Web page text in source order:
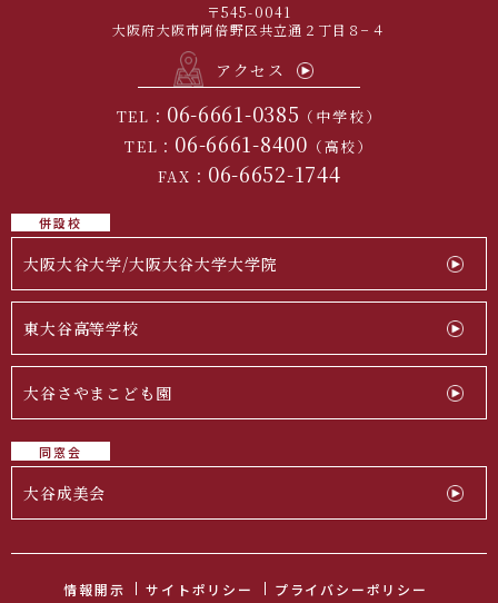
〒545-0041
大阪府大阪市阿倍野区共立通２丁目８−４
アクセス
TEL： 06-6661-0385 （中学校）
TEL： 06-6661-8400 （高校）
FAX： 06-6652-1744
併設校
大阪大谷大学/大阪大谷大学大学院
東大谷高等学校
大谷さやまこども園
同窓会
大谷成美会
情報開示 サイトポリシー プライバシーポリシー